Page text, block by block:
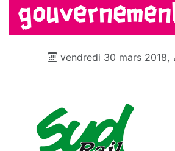
vendredi 30 mars 2018,